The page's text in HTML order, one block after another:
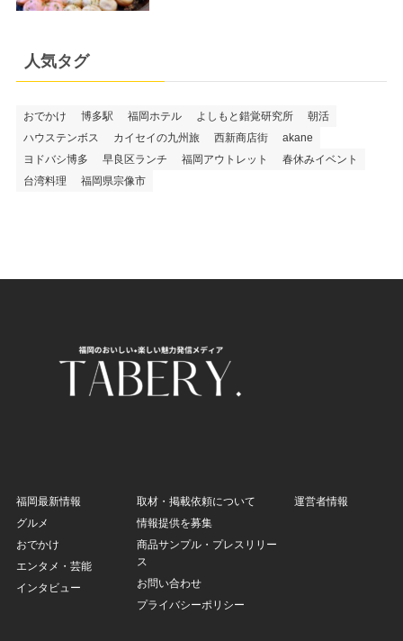
人気タグ
おでかけ 博多駅 福岡ホテル よしもと錯覚研究所
朝活
ハウステンボス
カイセイの九州旅 西新商店街
akane
ヨドバシ博多
早良区ランチ 福岡アウトレット
春休みイベント
台湾料理
福岡県宗像市
福岡最新情報
グルメ
おでかけ
エンタメ・芸能
インタビュー
取材・掲載依頼について
情報提供を募集
商品サンプル・プレスリリー
ス
お問い合わせ
プライバシーポリシー
運営者情報